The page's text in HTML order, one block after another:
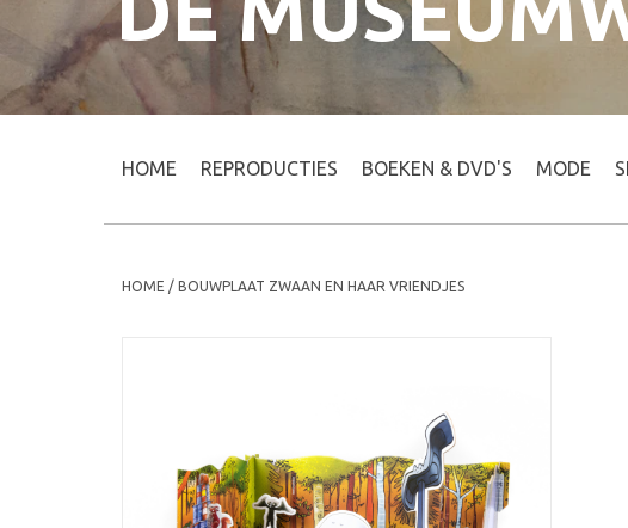
HOME REPRODUCTIES BOEKEN & DVD'S MODE
HOME / BOUWPLAAT ZWAAN EN HAAR VRIENDJES